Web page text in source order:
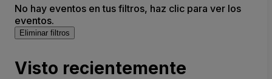
No hay eventos en tus filtros, haz clic para ver los
eventos.
Eliminar filtros
Visto recientemente